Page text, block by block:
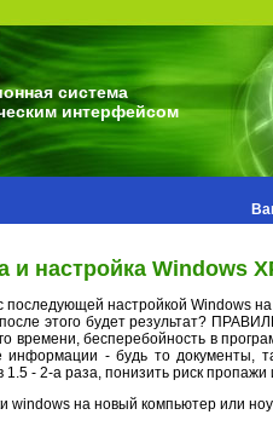
система
интерфейсом
и настройка Windows
последующей настройкой Windows
этого будет результат?
времени, бесперебойность в
информации - будь то документы,
1.5 - 2-а раза, понизить риск
windows на новый компьютер или